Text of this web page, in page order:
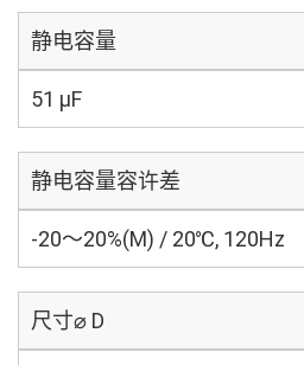
静电容量
51 µF
静电容量容许差
-20～20%(M) / 20℃, 120Hz
尺寸⌀ D